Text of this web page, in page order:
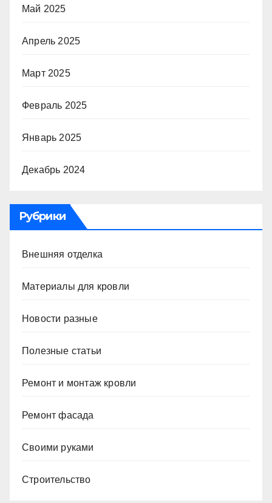
Май 2025
Апрель 2025
Март 2025
Февраль 2025
Январь 2025
Декабрь 2024
Рубрики
Внешняя отделка
Материалы для кровли
Новости разные
Полезные статьи
Ремонт и монтаж кровли
Ремонт фасада
Своими руками
Строительство